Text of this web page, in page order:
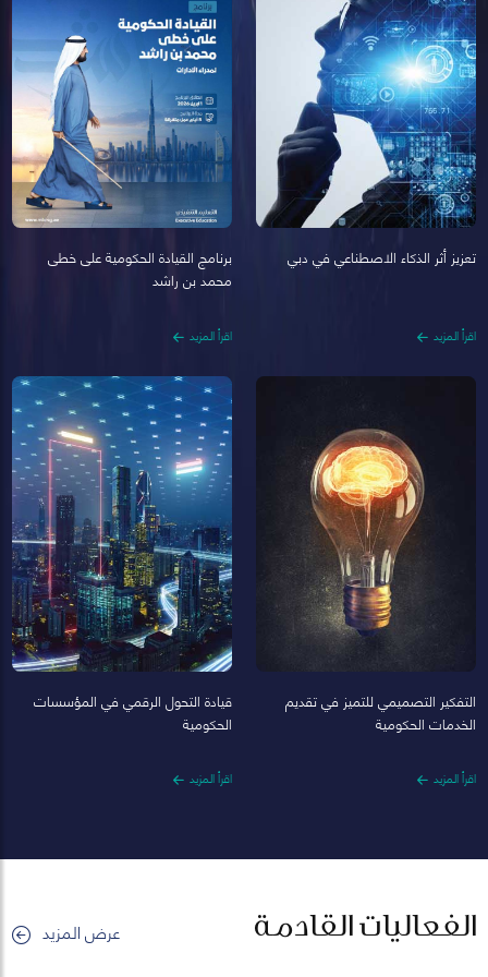
تعزيز أثر الذكاء الاصطناعي في دبي
اقرأ المزيد
برنامج القيادة الحكومية على خطى
محمد بن راشد
اقرأ المزيد
التفكير التصميمي للتميز في تقديم
الخدمات الحكومية
اقرأ المزيد
قيادة التحول الرقمي في المؤسسات
الحكومية
اقرأ المزيد
الفعاليات القادمة عرض المزيد